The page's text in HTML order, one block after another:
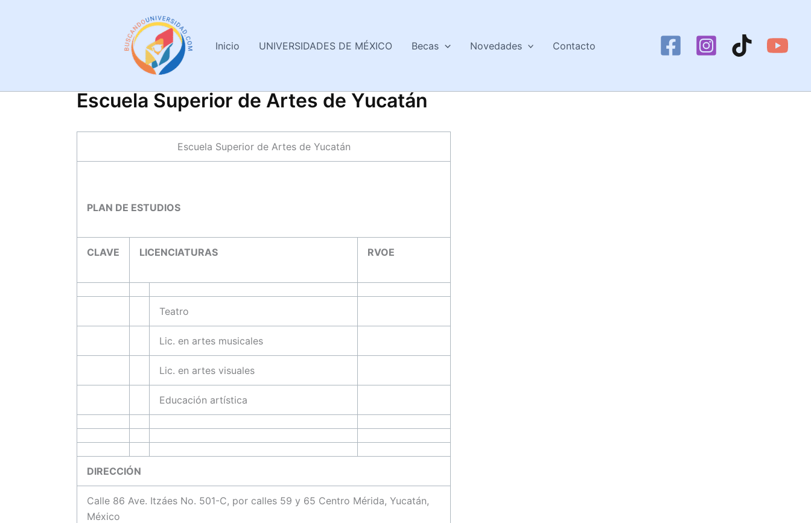
Inicio UNIVERSIDADES DE MÉXICO Becas Novedades Contacto
Escuela Superior de Artes de Yucatán
Escuela Superior de Artes de Yucatán
PLAN DE ESTUDIOS
CLAVE LICENCIATURAS RVOE
Teatro
Lic. en artes musicales
Lic. en artes visuales
Educación artística
DIRECCIÓN
Calle 86 Ave. Itzáes No. 501-C, por calles 59 y 65 Centro Mérida, Yucatán,
México